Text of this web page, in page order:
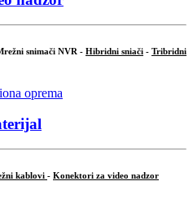
snimači NVR - Hibridni sniači - Tribridni
kablovi - Konektori za video nadzor